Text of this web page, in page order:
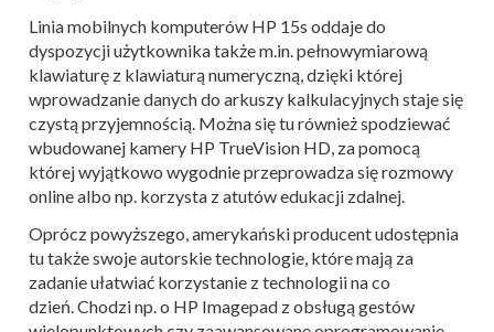
Linia mobilnych komputerów HP 15s oddaje do
dyspozycji użytkownika także m.in. pełnowymiarową
klawiaturę z klawiaturą numeryczną, dzięki której
wprowadzanie danych do arkuszy kalkulacyjnych staje się
czystą przyjemnością. Można się tu również spodziewać
wbudowanej kamery HP TrueVision HD, za pomocą
której wyjątkowo wygodnie przeprowadza się rozmowy
online albo np. korzysta z atutów edukacji zdalnej.
Oprócz powyższego, amerykański producent udostępnia
tu także swoje autorskie technologie, które mają za
zadanie ułatwiać korzystanie z technologii na co
dzień. Chodzi np. o HP Imagepad z obsługą gestów